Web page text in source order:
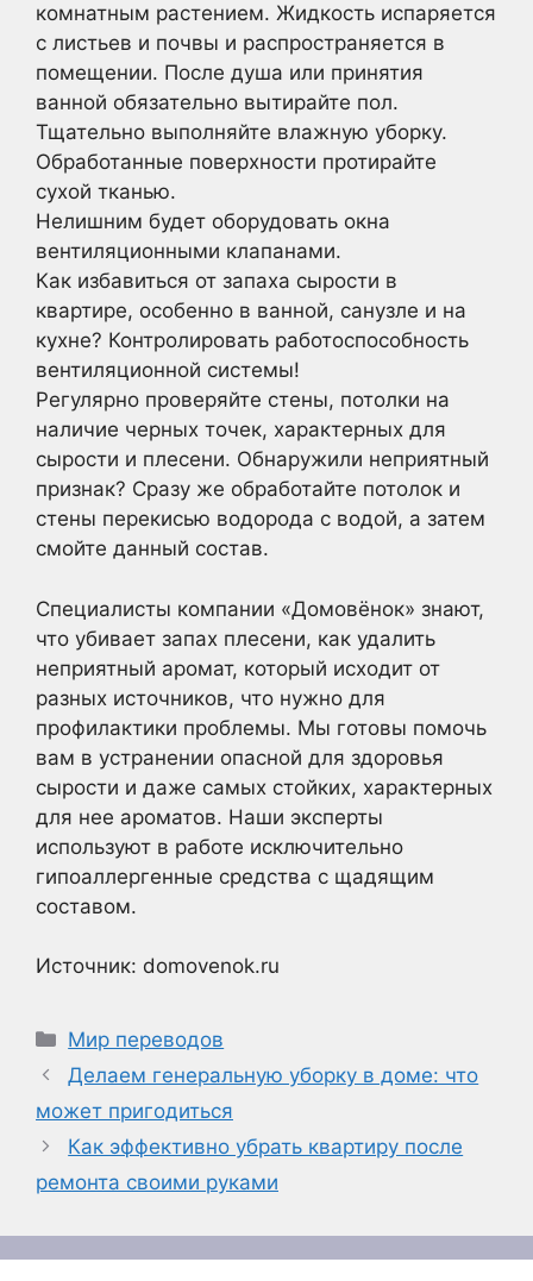
комнатным растением. Жидкость испаряется
с листьев и почвы и распространяется в
помещении. После душа или принятия
ванной обязательно вытирайте пол.
Тщательно выполняйте влажную уборку.
Обработанные поверхности протирайте
сухой тканью.
Нелишним будет оборудовать окна
вентиляционными клапанами.
Как избавиться от запаха сырости в
квартире, особенно в ванной, санузле и на
кухне? Контролировать работоспособность
вентиляционной системы!
Регулярно проверяйте стены, потолки на
наличие черных точек, характерных для
сырости и плесени. Обнаружили неприятный
признак? Сразу же обработайте потолок и
стены перекисью водорода с водой, а затем
смойте данный состав.
Специалисты компании «Домовёнок» знают,
что убивает запах плесени, как удалить
неприятный аромат, который исходит от
разных источников, что нужно для
профилактики проблемы. Мы готовы помочь
вам в устранении опасной для здоровья
сырости и даже самых стойких, характерных
для нее ароматов. Наши эксперты
используют в работе исключительно
гипоаллергенные средства с щадящим
составом.
Источник: domovenok.ru
Рубрики
Мир переводов
Делаем генеральную уборку в доме: что
может пригодиться
Как эффективно убрать квартиру после
ремонта своими руками